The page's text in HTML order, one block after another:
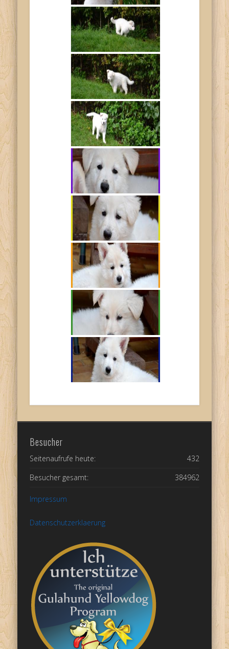
Besucher
432
Seitenaufrufe heute:
384962
Besucher gesamt:
Impressum
Datenschutzerklaerung